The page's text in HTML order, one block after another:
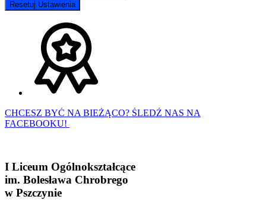
Resetuj Ustawienia
CHCESZ BYĆ NA BIEŻĄCO? ŚLEDŹ NAS NA
FACEBOOKU!
I Liceum Ogólnokształcące
im. Bolesława Chrobrego
w Pszczynie